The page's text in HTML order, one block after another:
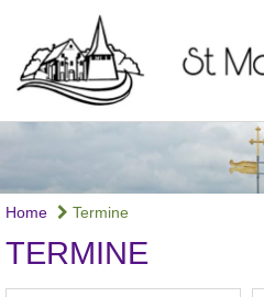
Home Termine
TERMINE